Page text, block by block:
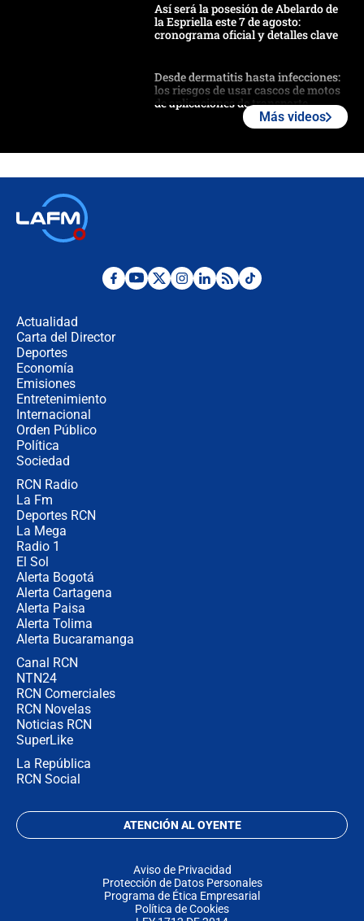
Así será la posesión de Abelardo de
la Espriella este 7 de agosto:
cronograma oficial y detalles clave
Desde dermatitis hasta infecciones:
los riesgos de usar cascos de motos
de aplicaciones de transporte
Posesión de Abelardo De La Espriella
Más videos
Actualidad
Carta del Director
Deportes
Economía
Emisiones
Entretenimiento
Internacional
Orden Público
Política
Sociedad
RCN Radio
La Fm
Deportes RCN
La Mega
Radio 1
El Sol
Alerta Bogotá
Alerta Cartagena
Alerta Paisa
Alerta Tolima
Alerta Bucaramanga
Canal RCN
NTN24
RCN Comerciales
RCN Novelas
Noticias RCN
SuperLike
La República
RCN Social
ATENCIÓN AL OYENTE
Aviso de Privacidad
Protección de Datos Personales
Programa de Ética Empresarial
Política de Cookies